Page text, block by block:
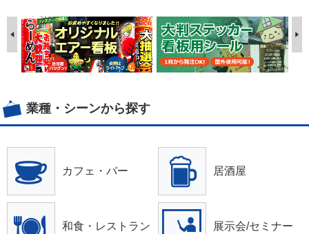
業種・シーンから探す
カフェ・バー 居酒屋
和食・レストラン 展示会/セミナー